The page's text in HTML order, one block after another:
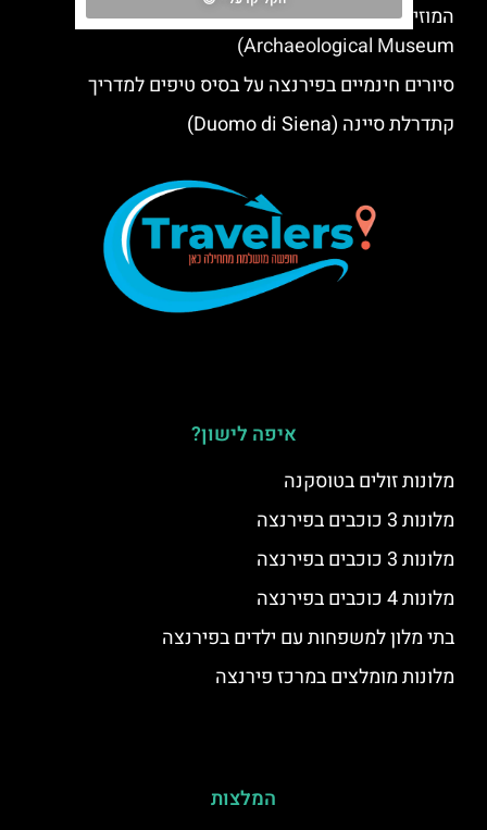
המוזיאון הארכאולוגי הלאומי בפירנצה (National
Archaeological Museum)
סיורים חינמיים בפירנצה על בסיס טיפים למדריך
קתדרלת סיינה (Duomo di Siena)
איפה לישון?
מלונות זולים בטוסקנה
מלונות 3 כוכבים בפירנצה
מלונות 3 כוכבים בפירנצה
מלונות 4 כוכבים בפירנצה
בתי מלון למשפחות עם ילדים בפירנצה
מלונות מומלצים במרכז פירנצה
המלצות